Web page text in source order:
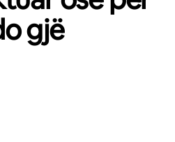
gjë